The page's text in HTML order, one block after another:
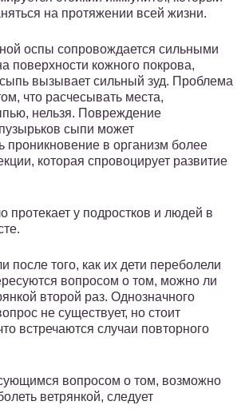
на протяжении всей жизни.
оспы сопровождается сильными
поверхности кожного покрова,
вызывает сильный зуд. Проблема
что расчесывать места,
нельзя. Повреждение
сыпи может
проникновение в организм более
которая спровоцирует развитие
протекает у подростков и людей в
после того, как их дети переболели
вопросом о том, можно ли
второй раз. Однозначного
не существует, но стоит
встречаются случаи повторного
вопросом о том, возможно
ветрянкой, следует